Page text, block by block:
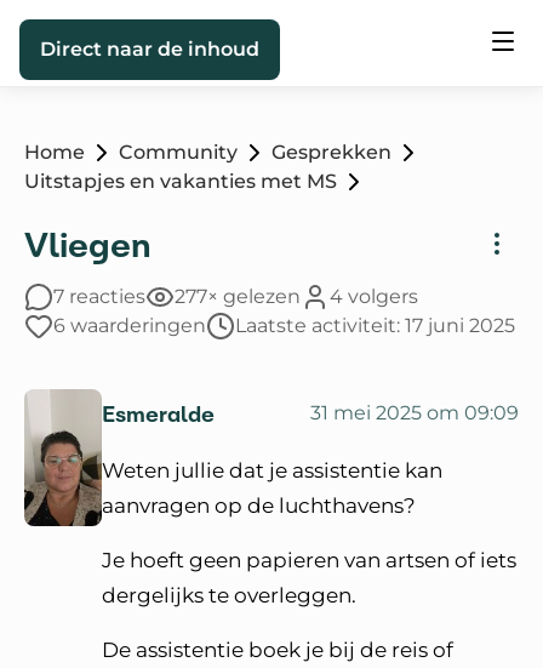
Direct naar de inhoud
Home Community
Gesprekken
Uitstapjes en vakanties met MS
Vliegen
7 reacties 277× gelezen
4 volgers
6 waarderingen
Laatste activiteit: 17 juni 2025
Esmeralde 31 mei 2025 om 09:09
Weten jullie dat je assistentie kan
aanvragen op de luchthavens?
Je hoeft geen papieren van artsen of iets
dergelijks te overleggen.
De assistentie boek je bij de reis of